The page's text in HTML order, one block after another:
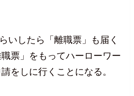
いしたら「離職票」も届く
票」をもってハーローワー
をしに行くことになる。